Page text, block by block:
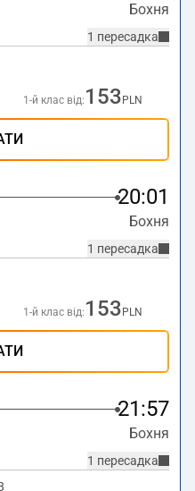
Бохня
1 пересадка
1-й клас від: 153 PLN
20:01
Бохня
1 пересадка
1-й клас від: 153 PLN
21:57
Бохня
1 пересадка